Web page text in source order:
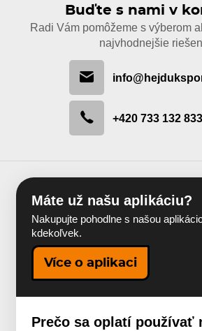
Buďte s nami v
Radi Vám pomôžeme s výberom
najvhodnejšie
+420 733 132 833
Máte už našu aplikáciu?
Nakupujte pohodlne s našou
kdekoľvek.
Více o aplikaci
Prečo sa oplatí používať